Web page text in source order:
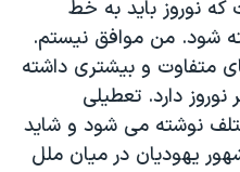
نوروز باید به خط
شود. من موافق نیستم.
متفاوت و بیشتری داشته
دارد. تعطیلی
نوشته می شود و شاید
یهودیان در میان ملل